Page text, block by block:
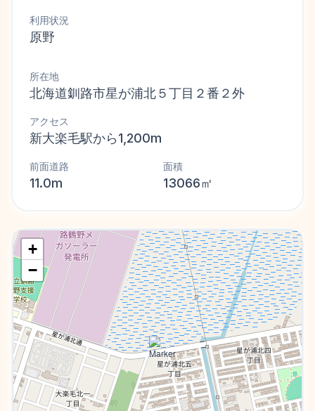
利用状況
原野
所在地
北海道釧路市星が浦北５丁目２番２外
アクセス
新大楽毛駅から1,200m
前面道路
11.0m
面積
13066㎡
+
−